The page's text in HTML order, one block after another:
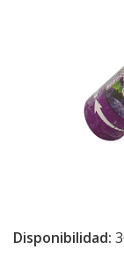
Disponibilidad: